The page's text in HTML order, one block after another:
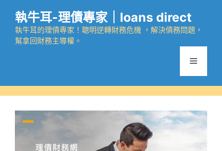
執牛耳-理債專家｜loans direct
執牛耳的理債專家！聰明逆轉財務危機 ，解決債務問題，
幫拿回財務主導權。
選